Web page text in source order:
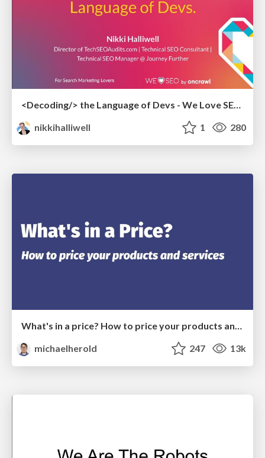
<Decoding/> the Language of Devs - We Love SEO 2024
nikkihalliwell
1 280
michaelherold
247 13k